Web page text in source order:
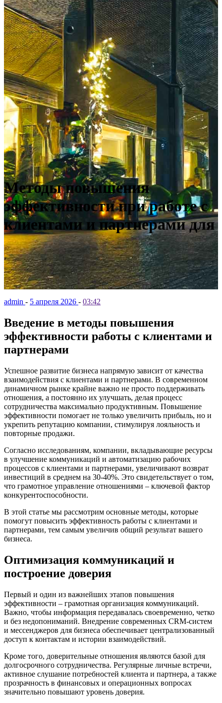
Методы повышения
эффективности при работе с
клиентами и партнерами для
admin - 5 апреля 2026 - 03:42
Введение в методы повышения
эффективности работы с клиентами и
партнерами
Успешное развитие бизнеса напрямую зависит от качества
взаимодействия с клиентами и партнерами. В современном
динамичном рынке крайне важно не просто поддерживать
отношения, а постоянно их улучшать, делая процесс
сотрудничества максимально продуктивным. Повышение
эффективности помогает не только увеличить прибыль, но и
укрепить репутацию компании, стимулируя лояльность и
повторные продажи.
Согласно исследованиям, компании, вкладывающие ресурсы
в улучшение коммуникаций и автоматизацию рабочих
процессов с клиентами и партнерами, увеличивают возврат
инвестиций в среднем на 30-40%. Это свидетельствует о том,
что грамотное управление отношениями – ключевой фактор
конкурентоспособности.
В этой статье мы рассмотрим основные методы, которые
помогут повысить эффективность работы с клиентами и
партнерами, тем самым увеличив общий результат вашего
бизнеса.
Оптимизация коммуникаций и
построение доверия
Первый и один из важнейших этапов повышения
эффективности – грамотная организация коммуникаций.
Важно, чтобы информация передавалась своевременно, четко
и без недопониманий. Внедрение современных CRM-систем
и мессенджеров для бизнеса обеспечивает централизованный
доступ к контактам и истории взаимодействий.
Кроме того, доверительные отношения являются базой для
долгосрочного сотрудничества. Регулярные личные встречи,
активное слушание потребностей клиента и партнера, а также
прозрачность в финансовых и операционных вопросах
значительно повышают уровень доверия.